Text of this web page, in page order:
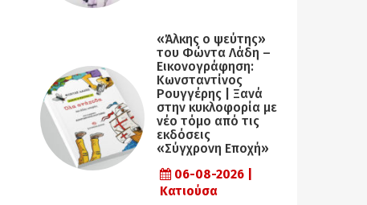
«Άλκης ο ψεύτης»
του Φώντα Λάδη –
Εικονογράφηση:
Κωνσταντίνος
Ρουγγέρης | Ξανά
στην κυκλοφορία με
νέο τόμο από τις
εκδόσεις
«Σύγχρονη Εποχή»
06-08-2026 |
Κατιούσα